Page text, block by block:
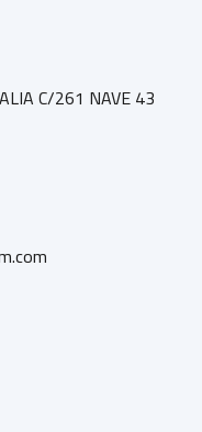
C/261 NAVE 43